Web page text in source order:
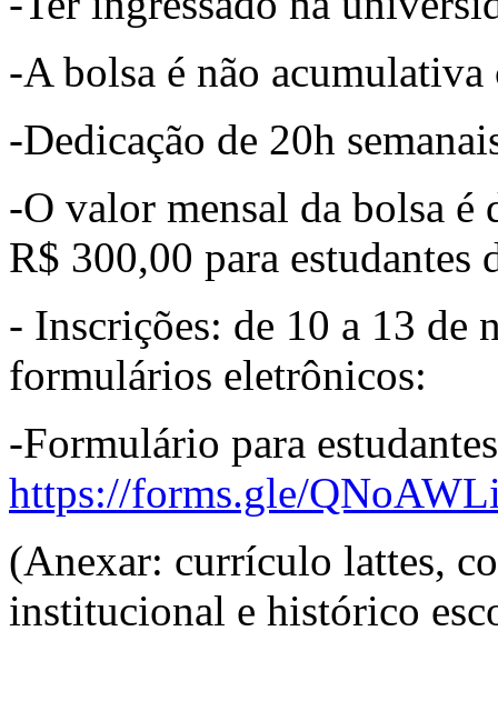
-A bolsa é não
-Dedicação de 20h
-O valor mensal da bolsa é
R$ 300,00 para estudantes
- Inscrições: de 10 a 13 de
formulários eletrônicos:
-Formulário para
https://forms.gle/
(Anexar: currículo lattes,
institucional e histórico